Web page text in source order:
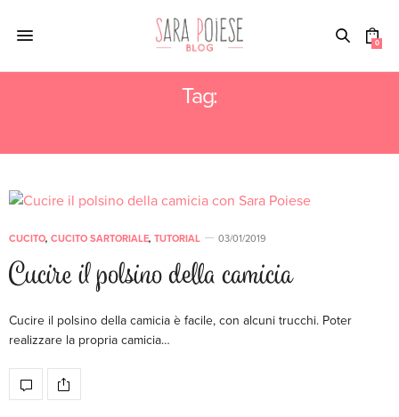
0
Tag:
CUCITO, CUCITO SARTORIALE, TUTORIAL 03/01/2019
Cucire il polsino della camicia
Cucire il polsino della camicia è facile, con alcuni trucchi. Poter
realizzare la propria camicia…